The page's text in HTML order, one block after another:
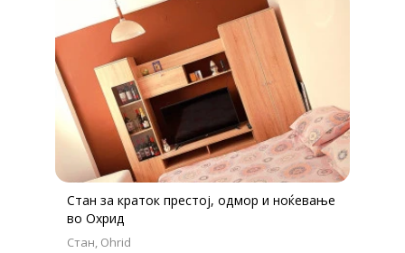
Стан за краток престој, одмор и ноќевање
во Охрид
Стан Ohrid